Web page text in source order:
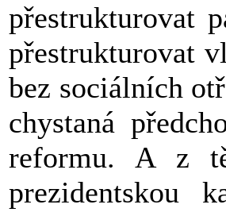
přestrukturovat
přestrukturovat
bez sociálních
chystaná
reformu. A z
prezidentskou